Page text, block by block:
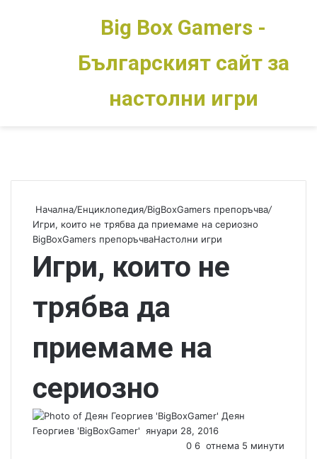
Switch skin
Big Box Gamers -
Българският сайт за
настолни игри
Начална/Енциклопедия/BigBoxGamers препоръчва/
Игри, които не трябва да приемаме на сериозно
BigBoxGamers препоръчваНастолни игри
Игри, които не
трябва да
приемаме на
сериозно
Деян
Георгиев 'BigBoxGamer'
S
януари 28, 2016
0 6 отнема 5 минути